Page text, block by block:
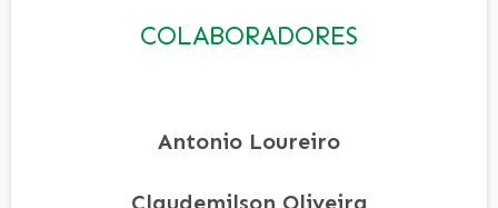
COLABORADORES
Antonio Loureiro
Claudemilson Oliveira